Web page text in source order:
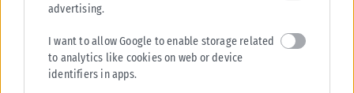
advertising.
I want to allow Google to enable storage related
to analytics like cookies on web or device
identifiers in apps.